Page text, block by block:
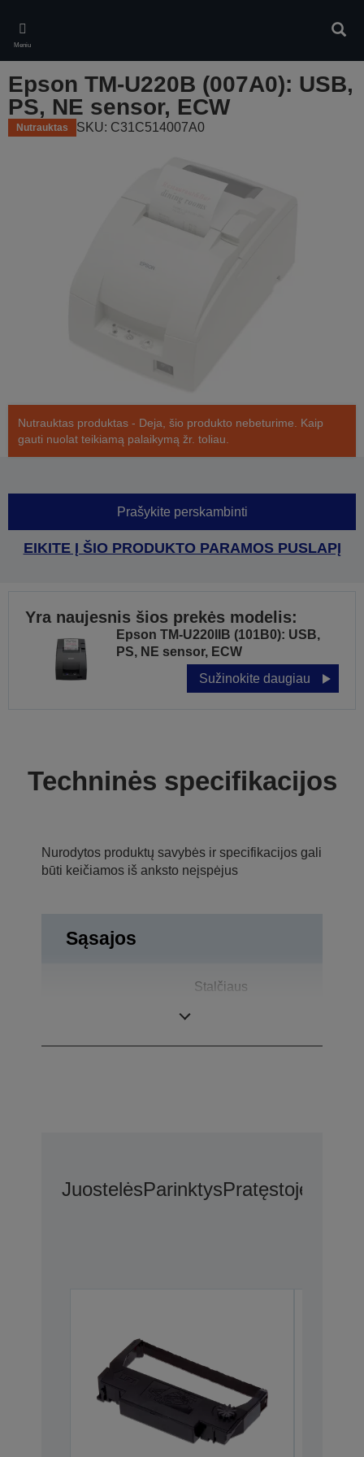
main
content
Meniu
Epson TM-U220B (007A0): USB,
PS, NE sensor, ECW
Nutrauktas SKU: C31C514007A0
Nutrauktas produktas - Deja, šio produkto nebeturime. Kaip
gauti nuolat teikiamą palaikymą žr. toliau.
Prašykite perskambinti
EIKITE Į ŠIO PRODUKTO PARAMOS PUSLAPĮ
Yra naujesnis šios prekės modelis:
Epson TM-U220IIB (101B0): USB,
PS, NE sensor, ECW
Sužinokite daugiau
Techninės specifikacijos
Nurodytos produktų savybės ir specifikacijos gali
būti keičiamos iš anksto neįspėjus
Sąsajos
Stalčiaus
JuostelėsParinktysPratęstoje